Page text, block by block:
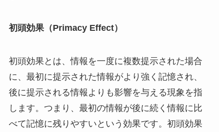
初頭効果（Primacy Effect）
初頭効果とは、情報を一度に複数提示された場合
に、最初に提示された情報がより強く記憶され、
後に提示される情報よりも影響を与える現象を指
します。つまり、最初の情報が後に続く情報に比
べて記憶に残りやすいという効果です。初頭効果